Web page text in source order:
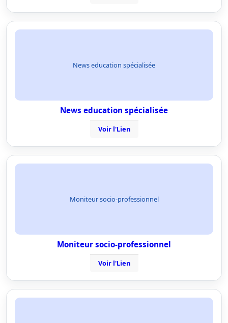
News education spécialisée
News education spécialisée
Voir l'Lien
Moniteur socio-professionnel
Moniteur socio-professionnel
Voir l'Lien